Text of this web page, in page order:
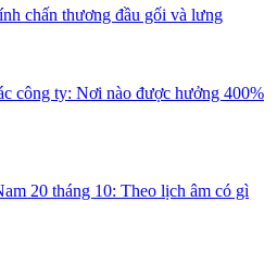
chấn thương đầu gối và lưng
công ty: Nơi nào được hưởng 400%
20 tháng 10: Theo lịch âm có gì